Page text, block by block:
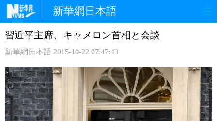
新華網日本語
ホームページ 政治
観光 評論 写真
中日対訳
習近平主席、キャメロン首相と会談
新華網日本語 2015-10-22 07:47:43